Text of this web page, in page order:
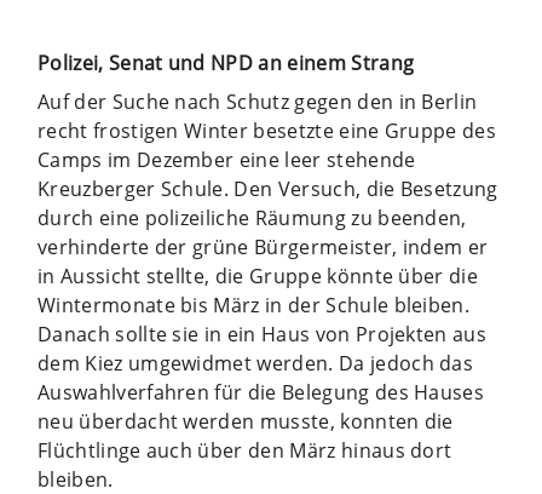
Polizei, Senat und NPD an einem Strang
Auf der Suche nach Schutz gegen den in Berlin
recht frostigen Winter besetzte eine Gruppe des
Camps im Dezember eine leer stehende
Kreuzberger Schule. Den Versuch, die Besetzung
durch eine polizeiliche Räumung zu beenden,
verhinderte der grüne Bürgermeister, indem er
in Aussicht stellte, die Gruppe könnte über die
Wintermonate bis März in der Schule bleiben.
Danach sollte sie in ein Haus von Projekten aus
dem Kiez umgewidmet werden. Da jedoch das
Auswahlverfahren für die Belegung des Hauses
neu überdacht werden musste, konnten die
Flüchtlinge auch über den März hinaus dort
bleiben.